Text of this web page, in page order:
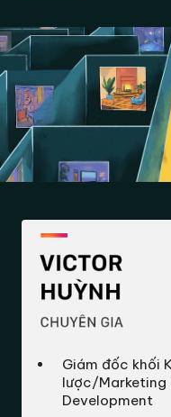
Giám đốc khối
lược/Marketing
Development